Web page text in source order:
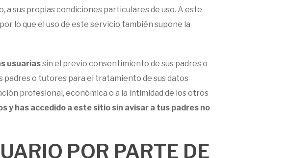
a sus propias condiciones particulares de uso. A este
lo que el uso de este servicio también supone la
usuariassin el previo consentimiento de sus padres o
o tutores para el tratamiento de sus datos
profesional, económica o a la intimidad de los otros
y has accedido a este sitio sin avisar a tus padres no
POR PARTE DE